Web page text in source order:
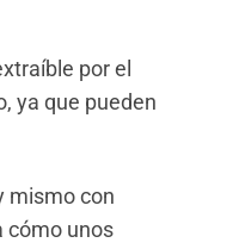
por el
ya que pueden
mismo con
cómo unos